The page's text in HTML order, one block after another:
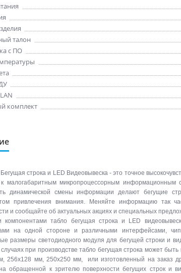
талон
с ПО
комплект
строка и LED Видеовывеска - это точное
к малогабаритным микропроцессорным
динамической смены информации делают бегущие
привлечения внимания. Меняйте информацию так
и сообщайте об актуальных акциях и специальных
компонентами табло бегущая строка и LED
на одной стороне и различными интерфейсами,
размеры светодиодного модуля для бегущей строки и
при производстве табло бегущая строка может
256х128 мм, 250х250 мм, или изготовленный на заказ
обращенной к зрителю поверхности бегущих строк и